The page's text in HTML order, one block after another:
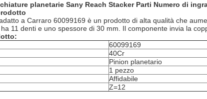
planetarie Sany Reach Stacker Parti Numero di
a Carraro 60099169 è un prodotto di alta qualità che
11 denti e uno spessore di 30 mm. Il componente invia la
60099169
40Cr
Pinion planetario
1 pezzo
Affidabile
Z=12